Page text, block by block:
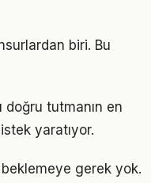
biri. Bu
doğru tutmanın en
yaratıyor.
gerek yok.